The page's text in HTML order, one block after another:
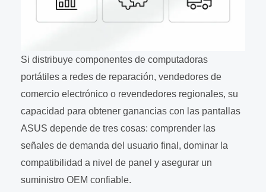
Si distribuye componentes de computadoras
portátiles a redes de reparación, vendedores de
comercio electrónico o revendedores regionales, su
capacidad para obtener ganancias con las pantallas
ASUS depende de tres cosas: comprender las
señales de demanda del usuario final, dominar la
compatibilidad a nivel de panel y asegurar un
suministro OEM confiable.